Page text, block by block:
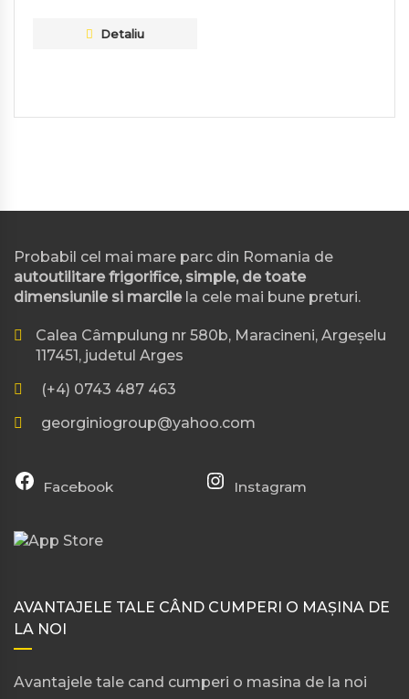
Detaliu
Probabil cel mai mare parc din Romania de
autoutilitare frigorifice, simple, de toate
dimensiunile si marcilela cele mai bune preturi.
Calea Câmpulung nr 580b, Maracineni, Argeșelu
117451, judetul Arges
(+4) 0743 487 463
georginiogroup@yahoo.com
Facebook Instagram
AVANTAJELE TALE CÂND CUMPERI O MAȘINA DE
LA NOI
Avantajele tale cand cumperi o masina de la noi